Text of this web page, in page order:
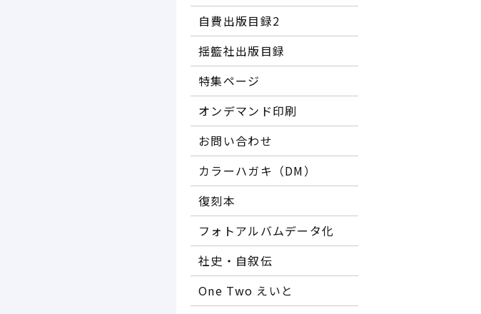
自費出版目録2
揺籃社出版目録
特集ページ
オンデマンド印刷
お問い合わせ
カラーハガキ（DM）
復刻本
フォトアルバムデータ化
社史・自叙伝
One Two えいと